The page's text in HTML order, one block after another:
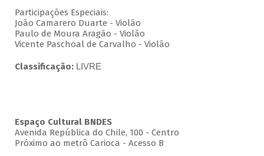
Participações Especiais:
João Camarero Duarte - Violão
Paulo de Moura Aragão - Violão
Vicente Paschoal de Carvalho - Violão
Classificação: LIVRE
Espaço Cultural BNDES
Avenida República do Chile, 100 - Centro
Próximo ao metrô Carioca - Acesso B